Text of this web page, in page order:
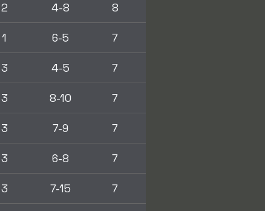
2 4-8 8
1 6-5 7
3 4-5 7
3 8-10 7
3 7-9 7
3 6-8 7
3 7-15 7